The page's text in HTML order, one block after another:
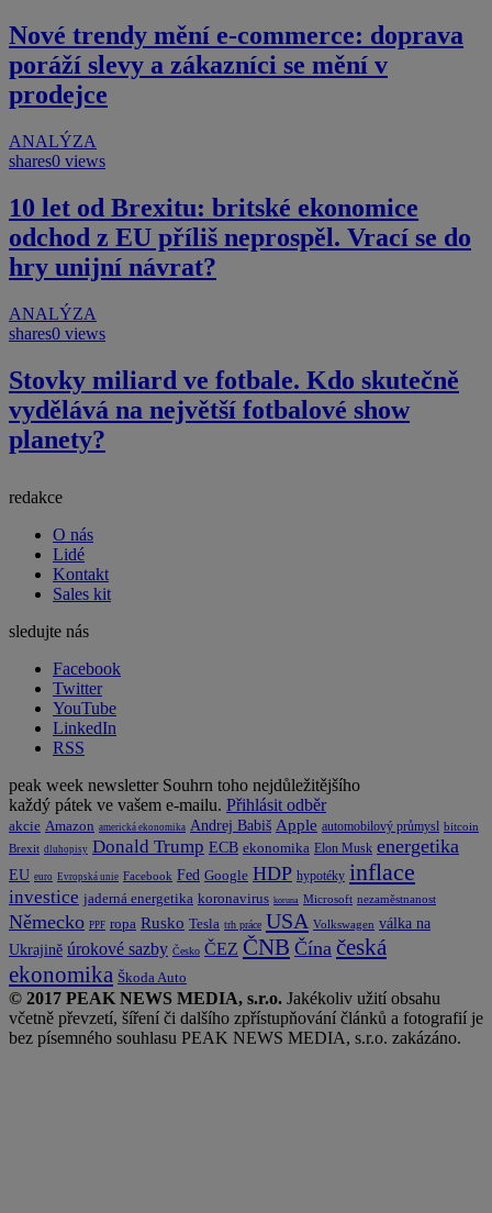
Nové trendy mění e-commerce: doprava
poráží slevy a zákazníci se mění v
prodejce
ANALÝZA
shares0 views
10 let od Brexitu: britské ekonomice
odchod z EU příliš neprospěl. Vrací se do
hry unijní návrat?
ANALÝZA
shares0 views
Stovky miliard ve fotbale. Kdo skutečně
vydělává na největší fotbalové show
planety?
redakce
O nás
Lidé
Kontakt
Sales kit
sledujte nás
Facebook
Twitter
YouTube
LinkedIn
RSS
peak week newsletter Souhrn toho nejdůležitějšího
každý pátek ve vašem e-mailu. Přihlásit odběr
akcie Amazon americká ekonomika Andrej Babiš Apple automobilový průmysl bitcoin
Brexit dluhopisy Donald Trump ECB ekonomika Elon Musk energetika
EU euro Evropská unie Facebook Fed Google HDP hypotéky inflace
investice jaderná energetika koronavirus koruna Microsoft nezaměstnanost
Německo PPF ropa Rusko Tesla trh práce USA Volkswagen válka na
Ukrajině úrokové sazby Česko ČEZ ČNB Čína česká
ekonomika Škoda Auto
© 2017 PEAK NEWS MEDIA, s.r.o. Jakékoliv užití obsahu
včetně převzetí, šíření či dalšího zpřístupňování článků a fotografií je
bez písemného souhlasu PEAK NEWS MEDIA, s.r.o. zakázáno.